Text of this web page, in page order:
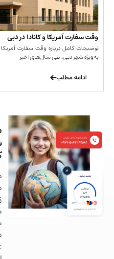
آمریکا و کانادا در دبی
درباره وقت سفارت آمریکا و کانادا در
دبی، طی سال‌های اخیر
درباره دبی
ما کمک
شمارا به
کنیم
ما در
مهاجرتی با
زمینه
هستیم که
هزاران
ما به
عشق می